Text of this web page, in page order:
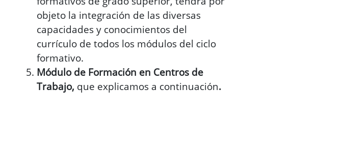
objeto la integración de las diversas
capacidades y conocimientos del
currículo de todos los módulos del ciclo
formativo.
Módulo de Formación en Centros de
Trabajo, que explicamos a continuación.